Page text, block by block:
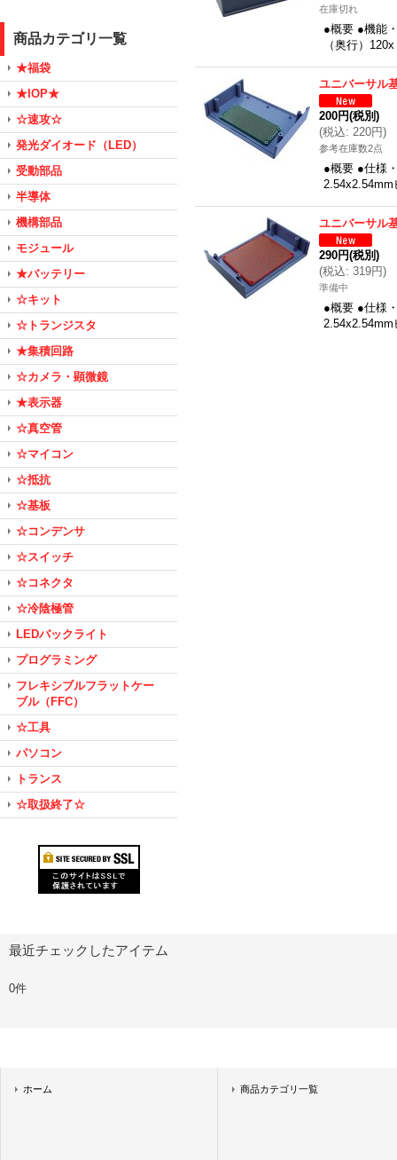
商品カテゴリ一覧
★福袋
★IOP★
☆速攻☆
発光ダイオード（LED）
受動部品
半導体
機構部品
モジュール
★バッテリー
☆キット
☆トランジスタ
★集積回路
☆カメラ・顕微鏡
★表示器
☆真空管
☆マイコン
☆抵抗
☆基板
☆コンデンサ
☆スイッチ
☆コネクタ
☆冷陰極管
LEDバックライト
プログラミング
フレキシブルフラットケー
ブル（FFC）
☆工具
パソコン
トランス
☆取扱終了☆
在庫切れ
●概要 ●機能
（奥行）
ユニバーサル
200円(税別)
(税込: 220円)
参考在庫数2点
●概要 ●仕様
ユニバーサル
290円(税別)
(税込: 319円)
準備中
●概要 ●仕様
最近チェックしたアイテム
0件
ホーム 商品カテゴリ一覧